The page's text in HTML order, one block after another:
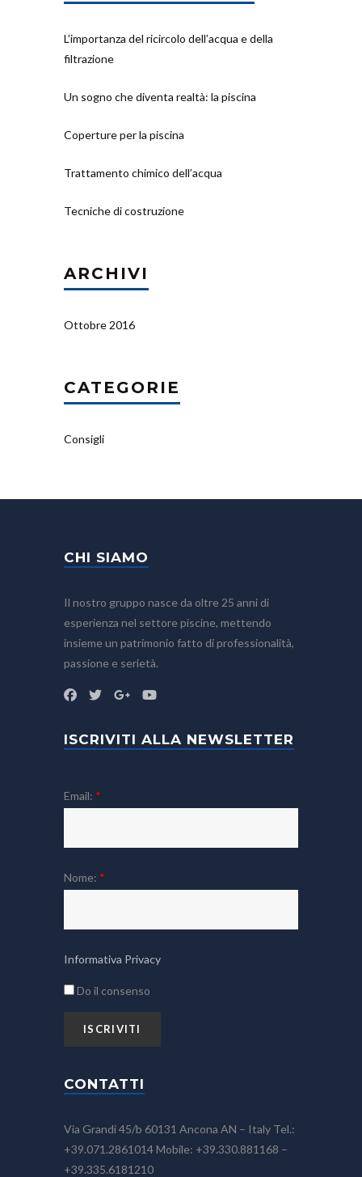
L’importanza del ricircolo dell’acqua e della
filtrazione
Un sogno che diventa realtà: la piscina
Coperture per la piscina
Trattamento chimico dell’acqua
Tecniche di costruzione
ARCHIVI
Ottobre 2016
CATEGORIE
Consigli
CHI SIAMO
Il nostro gruppo nasce da oltre 25 anni di
esperienza nel settore piscine, mettendo
insieme un patrimonio fatto di professionalità,
passione e serietà.
ISCRIVITI ALLA NEWSLETTER
Email: *
Nome: *
Informativa Privacy
Do il consenso
CONTATTI
Via Grandi 45/b 60131 Ancona AN – Italy Tel.:
+39.071.2861014 Mobile: +39.330.881168 –
+39.335.6181210